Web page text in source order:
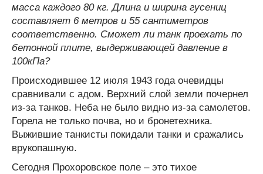
масса каждого 80 кг. Длина и ширина гусениц
составляет 6 метров и 55 сантиметров
соответственно. Сможет ли танк проехать по
бетонной плите, выдерживающей давление в
100кПа?
Происходившее 12 июля 1943 года очевидцы
сравнивали с адом. Верхний слой земли почернел
из-за танков. Неба не было видно из-за самолетов.
Горела не только почва, но и бронетехника.
Выжившие танкисты покидали танки и сражались
врукопашную.
Сегодня Прохоровское поле – это тихое